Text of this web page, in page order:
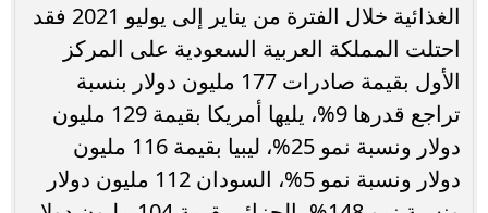
الغذائية خلال الفترة من يناير إلى يوليو 2021 فقد
احتلت المملكة العربية السعودية على المركز
الأول بقيمة صادرات 177 مليون دولار بنسبة
تراجع قدرها 9%، يليها أمريكا بقيمة 129 مليون
دولار ونسبة نمو 25%، ليبيا بقيمة 116 مليون
دولار ونسبة نمو 5%، السودان 112 مليون دولار